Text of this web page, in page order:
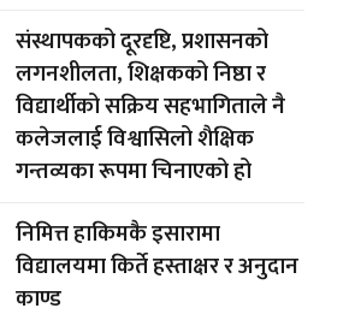
संस्थापकको दूरदृष्टि, प्रशासनको
लगनशीलता, शिक्षकको निष्ठा र
विद्यार्थीको सक्रिय सहभागिताले नै
कलेजलाई विश्वासिलो शैक्षिक
गन्तव्यका रूपमा चिनाएको हो
निमित्त हाकिमकै इसारामा
विद्यालयमा किर्ते हस्ताक्षर र अनुदान
काण्ड